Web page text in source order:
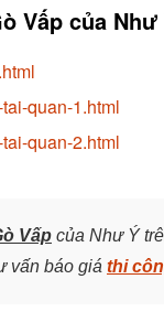
Vấp của Như
quan-1.html
quan-2.html
Vấp của Như Ý
vấn báo giá thi